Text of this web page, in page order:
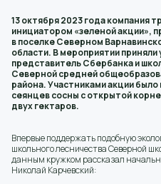
13 октября 2023 года компания
инициатором «зеленой акции»,
в поселке Северном
области. В мероприятии
представитель Сбербанка и
Северной средней
района. Участниками акции
сеянцев сосны с открытой
двух гектаров.
Впервые поддержать подобную
школьного лесничества Северной
данным кружком рассказал
Николай Карчевский: